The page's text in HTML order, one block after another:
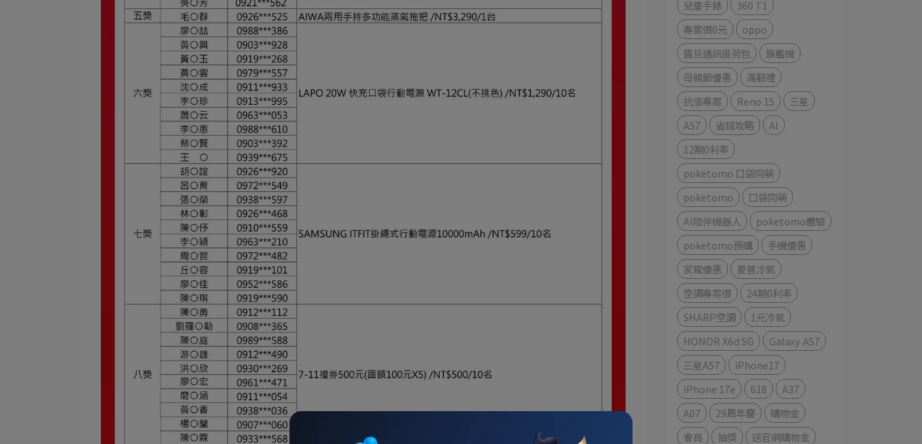
兒童手錶
360 T1
專案價0元
oppo
震旦通訊挺荷包
旗艦機
母親節優惠
滿額禮
抗漲專案
Reno 15
三星
A57
省錢攻略
AI
12期0利率
poketomo 口袋同萌
poketomo
口袋同萌
AI陪伴機器人
poketomo體驗
poketomo預購
手機優惠
家電優惠
夏普冷氣
空調專案價
24期0利率
SHARP空調
1元冷氣
HONOR X6d 5G
Galaxy A57
三星A57
iPhone17
iPhone 17e
618
A37
A07
29周年慶
購物金
會員
抽獎
送官網購物金